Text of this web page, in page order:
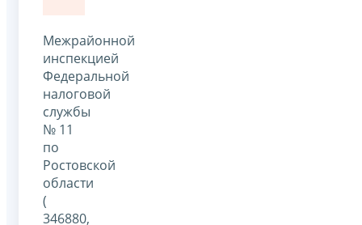
Межрайонной
инспекцией
Федеральной
налоговой
службы
№ 11
по
Ростовской
области
(
346880,